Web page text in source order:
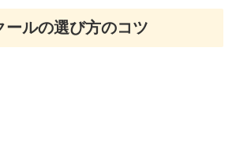
ールの選び方のコツ